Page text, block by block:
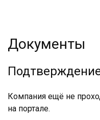
Документы
Компания ещё не
на портале.